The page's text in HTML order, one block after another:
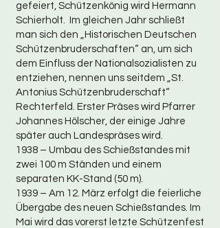
gefeiert, Schützenkönig wird Hermann
Schierholt. Im gleichen Jahr schließt
man sich den „Historischen Deutschen
Schützenbruderschaften“ an, um sich
dem Einfluss der Nationalsozialisten zu
entziehen, nennen uns seitdem „St.
Antonius Schützenbruderschaft“
Rechterfeld. Erster Präses wird Pfarrer
Johannes Hölscher, der einige Jahre
später auch Landespräses wird.
1938 – Umbau des Schießstandes mit
zwei 100 m Ständen und einem
separaten KK-Stand (50 m).
1939 – Am 12. März erfolgt die feierliche
Übergabe des neuen Schießstandes. Im
Mai wird das vorerst letzte Schützenfest